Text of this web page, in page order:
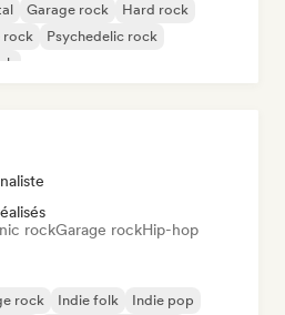
Garage rock
Hard rock
rock
Psychedelic rock
rockGarage rockHip-hop
rock Indie folk
Indie pop